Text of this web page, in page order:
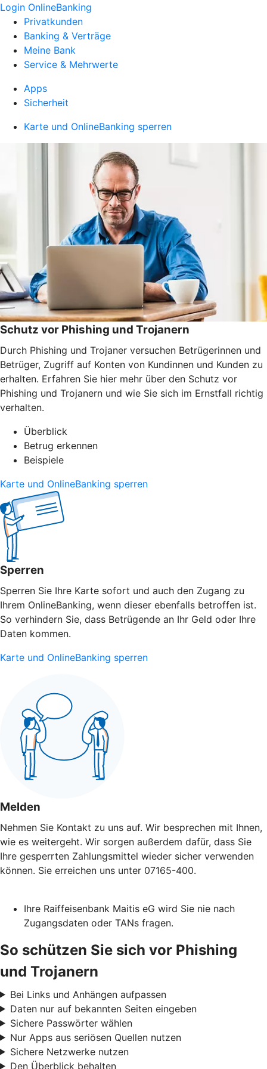
Login OnlineBanking
Privatkunden
Banking & Verträge
Meine Bank
Service & Mehrwerte
Apps
Sicherheit
Karte und OnlineBanking sperren
Schutz vor Phishing und Trojanern
Durch Phishing und Trojaner versuchen Betrügerinnen und
Betrüger, Zugriff auf Konten von Kundinnen und Kunden zu
erhalten. Erfahren Sie hier mehr über den Schutz vor
Phishing und Trojanern und wie Sie sich im Ernstfall richtig
verhalten.
Überblick
Betrug erkennen
Beispiele
Karte und OnlineBanking sperren
Sperren
Sperren Sie Ihre Karte sofort und auch den Zugang zu
Ihrem OnlineBanking, wenn dieser ebenfalls betroffen ist.
So verhindern Sie, dass Betrügende an Ihr Geld oder Ihre
Daten kommen.
Karte und OnlineBanking sperren
Melden
Nehmen Sie Kontakt zu uns auf. Wir besprechen mit Ihnen,
wie es weitergeht. Wir sorgen außerdem dafür, dass Sie
Ihre gesperrten Zahlungsmittel wieder sicher verwenden
können. Sie erreichen uns unter 07165-400.
Ihre Raiffeisenbank Maitis eG wird Sie nie nach
Zugangsdaten oder TANs fragen.
So schützen Sie sich vor Phishing
und Trojanern
Bei Links und Anhängen aufpassen
Daten nur auf bekannten Seiten eingeben
Sichere Passwörter wählen
Nur Apps aus seriösen Quellen nutzen
Sichere Netzwerke nutzen
Den Überblick behalten